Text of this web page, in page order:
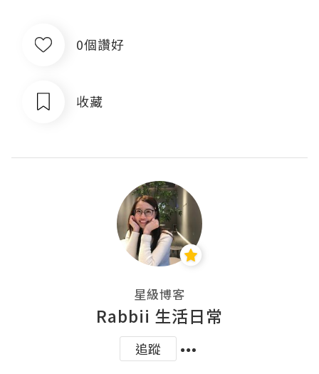
0個讚好
收藏
星級博客
Rabbii 生活日常
追蹤